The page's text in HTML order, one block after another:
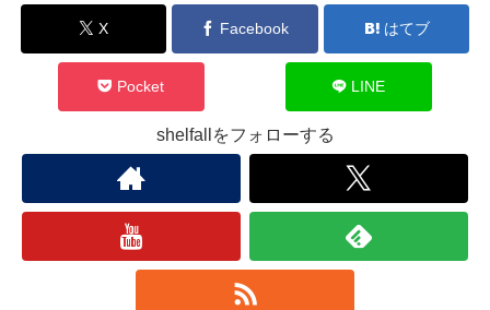
X Facebook はてブ
Pocket LINE
shelfallをフォローする